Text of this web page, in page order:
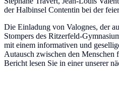
der Halbinsel Contentin bei der
Die Einladung von Valognes, der
Stompers des Ritzerfeld-
mit einem informativen und
Autausch zwischen den Menschen
Bericht lesen Sie in einer unserer